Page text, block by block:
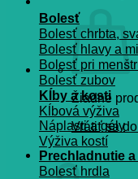
Žiadne
Vrátiť sa
Košík
Bolesť
Bolesť chrbta,
Bolesť hlavy a
Bolesť pri
Bolesť zubov
Kĺby a kosti
Kĺbová výživa
Náplasti a gély
Výživa kostí
Prechladnutie
Bolesť hrdla